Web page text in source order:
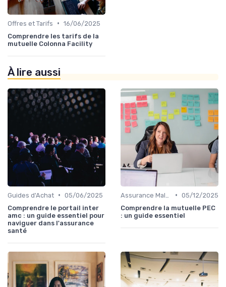
Offres et Tarifs • 16/06/2025
Comprendre les tarifs de la
mutuelle Colonna Facility
À lire aussi
Guides d'Achat • 05/06/2025
Comprendre le portail inter
amc : un guide essentiel pour
naviguer dans l'assurance
santé
• 05/12/2025
Comprendre la mutuelle PEC
: un guide essentiel